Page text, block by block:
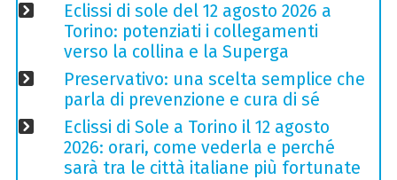
Eclissi di sole del 12 agosto 2026 a
Torino: potenziati i collegamenti
verso la collina e la Superga
Preservativo: una scelta semplice che
parla di prevenzione e cura di sé
Eclissi di Sole a Torino il 12 agosto
2026: orari, come vederla e perché
sarà tra le città italiane più fortunate